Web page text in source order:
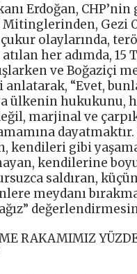
Erdoğan,
Gezi
çukur olaylarında,
her adımda, 15
ve Boğaziçi
“Evet,
ülkenin hukukunu,
marjinal ve
kendileri gibi
kendilerine
saldıran,
meydanı
RAKAMIMIZ